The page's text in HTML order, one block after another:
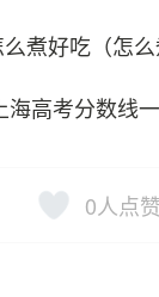
煮好吃（怎么
海高考分数线
0人点赞